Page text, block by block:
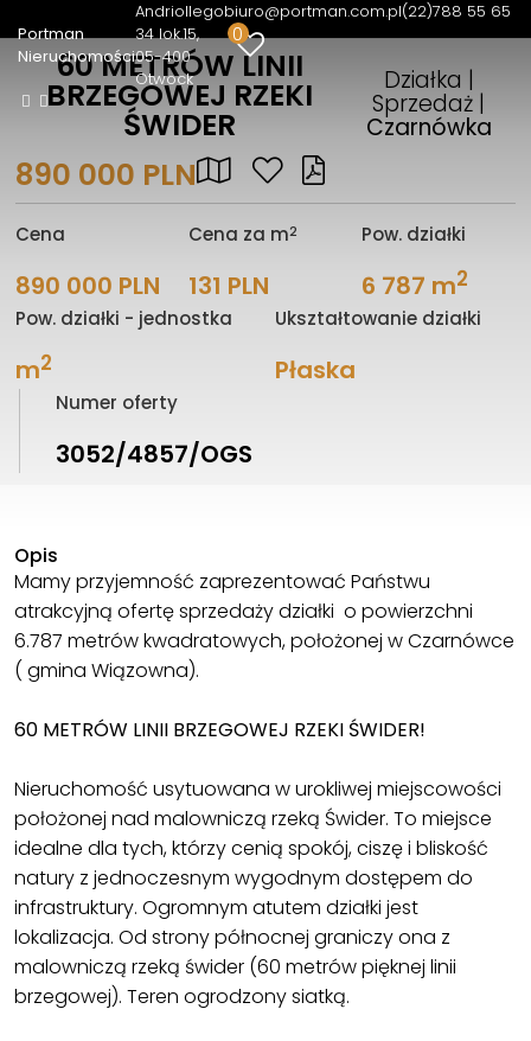
Portman
Nieruchomości
Andriollego
34 lok.15
05-400
Otwock
biuro@portman.com.pl(22)788 55 65
0
60 METRÓW LINII
BRZEGOWEJ RZEKI
ŚWIDER
Działka |
Sprzedaż |
Czarnówka
890 000 PLN
Cena
890 000 PLN
Cena za m2
131 PLN
Pow. działki
6 787 m2
Pow. działki - jednostka
m2
Ukształtowanie działki
Płaska
Numer oferty
3052/4857/OGS
Opis
Mamy przyjemność zaprezentować Państwu
atrakcyjną ofertę sprzedaży działki o powierzchni
6.787 metrów kwadratowych, położonej w Czarnówce
( gmina Wiązowna).
60 METRÓW LINII BRZEGOWEJ RZEKI ŚWIDER!
Nieruchomość usytuowana w urokliwej miejscowości
położonej nad malowniczą rzeką Świder. To miejsce
idealne dla tych, którzy cenią spokój, ciszę i bliskość
natury z jednoczesnym wygodnym dostępem do
infrastruktury. Ogromnym atutem działki jest
lokalizacja. Od strony północnej graniczy ona z
malowniczą rzeką świder (60 metrów pięknej linii
brzegowej). Teren ogrodzony siatką.